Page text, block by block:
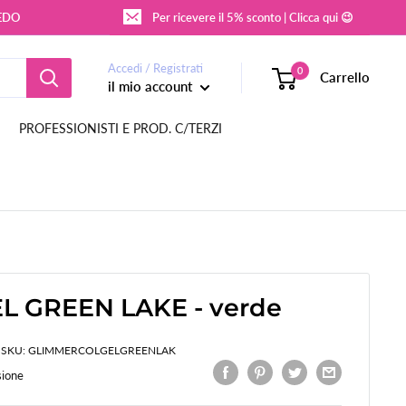
Per ricevere il 5% sconto | Clicca qui 😉
Accedi / Registrati
il mio account
0 Carrello
PROFESSIONISTI E PROD. C/TERZI
GREEN LAKE - verde
SKU: GLIMMERCOLGELGREENLAK